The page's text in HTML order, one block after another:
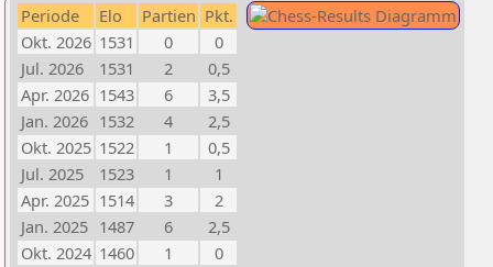
Periode Elo Partien Pkt.
Okt. 2026 1531 0
0
Jul. 2026
1531 2
0,5
Apr. 2026 1543 6
3,5
Jan. 2026 1532 4
2,5
Okt. 2025 1522 1
0,5
Jul. 2025
1523 1
1
Apr. 2025 1514 3
2
Jan. 2025 1487 6
2,5
Okt. 2024 1460 1
0